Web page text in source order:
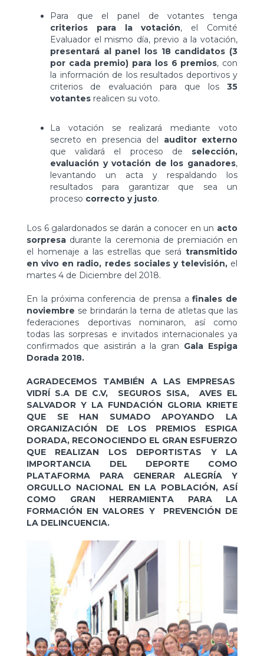
Para que el panel de votantes tenga
criterios para la votación, el Comité
Evaluador el mismo día, previo a la votación,
presentará al panel los 18 candidatos (3
por cada premio) para los 6 premios, con
la información de los resultados deportivos y
criterios de evaluación para que los 35
votantes realicen su voto.
La votación se realizará mediante voto
secreto en presencia del auditor externo
que validará el proceso de selección,
evaluación y votación de los ganadores,
levantando un acta y respaldando los
resultados para garantizar que sea un
proceso correcto y justo.
Los 6 galardonados se darán a conocer en un acto
sorpresa durante la ceremonia de premiación en
el homenaje a las estrellas que será transmitido
en vivo en radio, redes sociales y televisión,el
martes 4 de Diciembre del 2018.
En la próxima conferencia de prensa a finales de
noviembre se brindarán la terna de atletas que las
federaciones deportivas nominaron, así como
todas las sorpresas e invitados internacionales ya
confirmados que asistirán a la gran Gala Espiga
Dorada 2018.
AGRADECEMOS TAMBIÉN A LAS EMPRESAS
VIDRÍ S.A DE C.V, SEGUROS SISA, AVES EL
SALVADOR Y LA FUNDACIÓN GLORIA KRIETE
QUE SE HAN SUMADO APOYANDO LA
ORGANIZACIÓN DE LOS PREMIOS ESPIGA
DORADA, RECONOCIENDO EL GRAN ESFUERZO
QUE REALIZAN LOS DEPORTISTAS Y LA
IMPORTANCIA DEL DEPORTE COMO
PLATAFORMA PARA GENERAR ALEGRÍA Y
ORGULLO NACIONAL EN LA POBLACIÓN, ASÍ
COMO GRAN HERRAMIENTA PARA LA
FORMACIÓN EN VALORES Y PREVENCIÓN DE
LA DELINCUENCIA.